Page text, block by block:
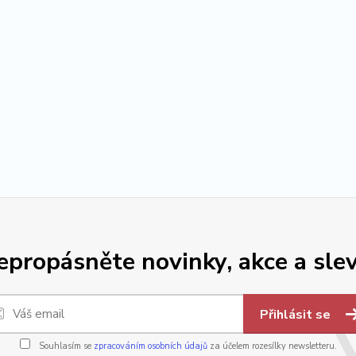
novinky, akce a
Přihlásit se
Souhlasím se zpracováním osobních údajůza účelem rozesílky newsletteru.